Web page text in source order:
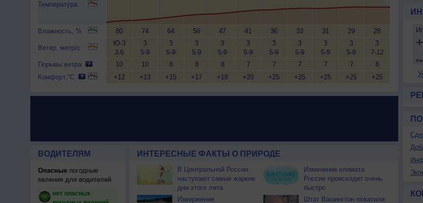
Температура
Влажность, %
Ветер, метр/с
Порывы ветра
Комфорт,°C
80
Ю-З
3-6
10
+12
74
З
5-9
10
+13
64
З
5-9
8
+15
56
З
5-9
8
+17
47
З
5-9
8
+18
41
З
5-9
7
+20
36
З
5-9
7
+25
33
З
5-9
7
+25
31
З
5-9
7
+25
29
З
5-9
7
+25
28
З
7-12
8
+25
ВОДИТЕЛЯМ
Опасныепогодные
явления для водителей
нет опасных
ИНТЕРЕСНЫЕ ФАКТЫ О ПРИРОДЕ
В Центральной России
наступают самые жаркие
дни этого лета
Изменение климата
России происходит очень
быстро
Извержение
Штат Вашингтон охватили